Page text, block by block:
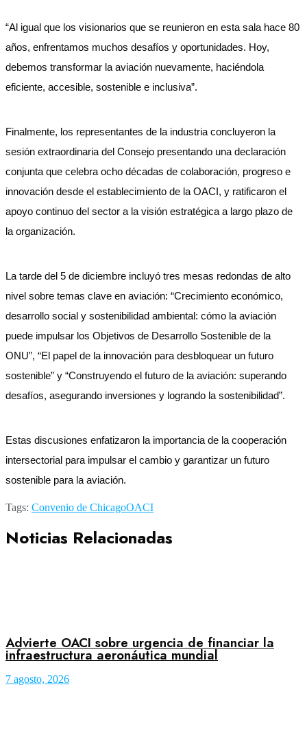
“Al igual que los visionarios que se reunieron en esta sala hace 80
años, enfrentamos muchos desafíos y oportunidades. Hoy,
debemos transformar la aviación nuevamente, haciéndola
eficiente, accesible, sostenible e inclusiva”.
Finalmente, los representantes de la industria concluyeron la
sesión extraordinaria del Consejo presentando una declaración
conjunta que celebra ocho décadas de colaboración, progreso e
innovación desde el establecimiento de la OACI, y ratificaron el
apoyo continuo del sector a la visión estratégica a largo plazo de
la organización.
La tarde del 5 de diciembre incluyó tres mesas redondas de alto
nivel sobre temas clave en aviación: “Crecimiento económico,
desarrollo social y sostenibilidad ambiental: cómo la aviación
puede impulsar los Objetivos de Desarrollo Sostenible de la
ONU”, “El papel de la innovación para desbloquear un futuro
sostenible” y “Construyendo el futuro de la aviación: superando
desafíos, asegurando inversiones y logrando la sostenibilidad”.
Estas discusiones enfatizaron la importancia de la cooperación
intersectorial para impulsar el cambio y garantizar un futuro
sostenible para la aviación.
Tags: Convenio de ChicagoOACI
Noticias Relacionadas
Advierte OACI sobre urgencia de financiar la
infraestructura aeronáutica mundial
7 agosto, 2026